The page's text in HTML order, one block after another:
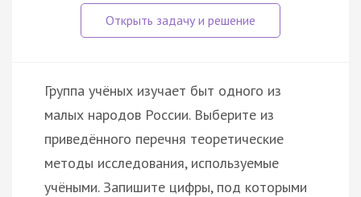
Группа учёных изучает быт одного из
малых народов России. Выберите из
приведённого перечня теоретические
методы исследования, используемые
учёными. Запишите цифры, под которыми